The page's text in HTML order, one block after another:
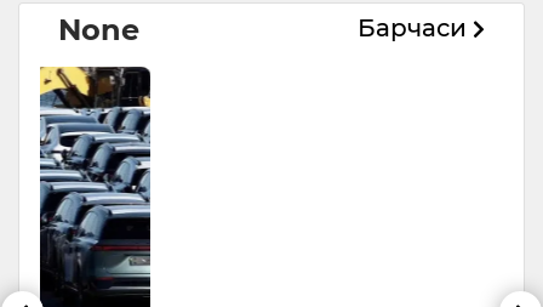
None Барчаси